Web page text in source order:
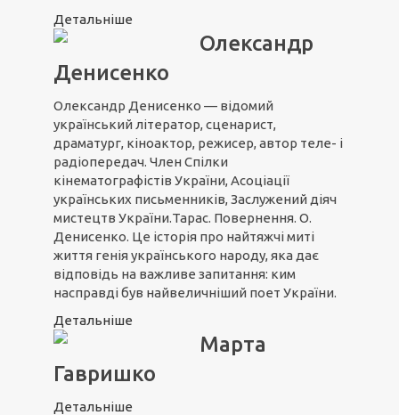
Детальніше
Олександр
Денисенко
Олександр Денисенко — відомий
український літератор, сценарист,
драматург, кіноактор, режисер, автор теле- і
радіопередач. Член Спілки
кінематографістів України, Асоціації
українських письменників, Заслужений діяч
мистецтв України.Тарас. Повернення. О.
Денисенко. Це історія про найтяжчі миті
життя генія українського народу, яка дає
відповідь на важливе запитання: ким
насправді був найвеличніший поет України.
Детальніше
Марта
Гавришко
Детальніше